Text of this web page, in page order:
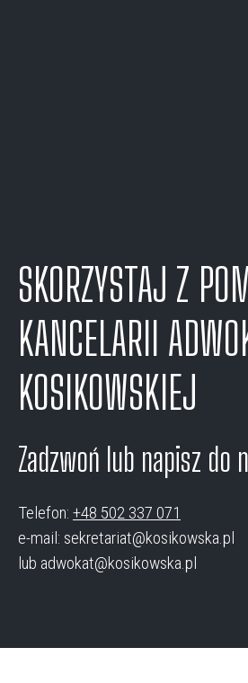
SKORZYSTAJ Z
KANCELARII
KOSIKOWSKIEJ
Zadzwoń lub napisz do
Telefon: +48 502 337 071
e-mail: sekretariat@kosikowska.pl
lub adwokat@kosikowska.pl